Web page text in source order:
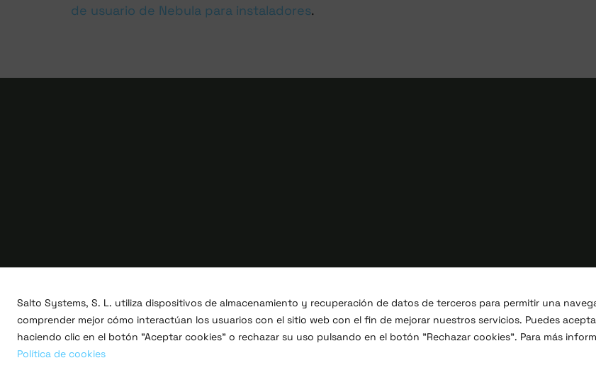
de usuario de Nebula para instaladores.
Copyright © 2026 Salto Systems, S.L.
Salto Systems, S. L. utiliza dispositivos de almacenamiento y recuperación de datos de terceros para permitir una
comprender mejor cómo interactúan los usuarios con el sitio web con el fin de mejorar nuestros servicios. Puedes
haciendo clic en el botón "Aceptar cookies" o rechazar su uso pulsando en el botón "Rechazar cookies". Para más
Política de cookies